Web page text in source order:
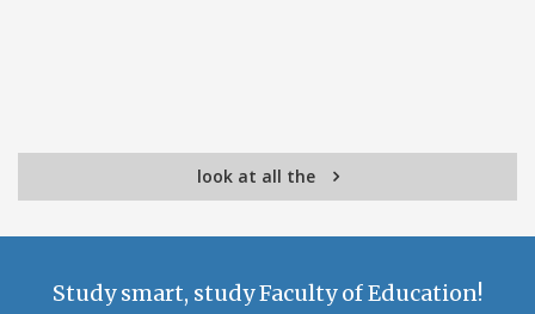
look at all the
Study smart, study Faculty of Education!